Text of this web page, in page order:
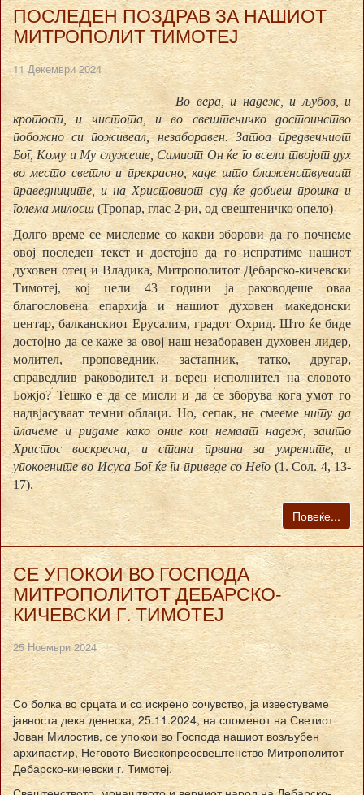
ПОСЛЕДЕН ПОЗДРАВ ЗА НАШИОТ
МИТРОПОЛИТ ТИМОТЕЈ
11 Декември 2024
Во вера, и надеж, и љубов, и
кротост, и чистота, и во свештеничко достоинство
побожно си поживеал, незаборавен. Затоа предвечниот
Бог, Кому и Му служеше, Самиот Он ќе го всели твојот дух
во место светло и прекрасно, каде што блаженствуваат
праведниците, и на Христовиот суд ќе добиеш прошка и
голема милост(Тропар, глас 2-ри, од свештеничко опело)
Долго време се мислевме со какви зборови да го почнеме
овој последен текст и достојно да го испратиме нашиот
духовен отец и Владика, Митрополитот Дебарско-кичевски
Тимотеј, кој цели 43 години ја раководеше оваа
благословена епархија и нашиот духовен македонски
центар, балканскиот Ерусалим, градот Охрид. Што ќе биде
достојно да се каже за овој наш незаборавен духовен лидер,
молител, проповедник, застапник, татко, другар,
справедлив раководител и верен исполнител на словото
Божјо? Тешко е да се мисли и да се зборува кога умот го
надвјасуваат темни облаци. Но, сепак, не смеемениту да
плачеме и ридаме како оние кои немаат надеж, зашто
Христос воскресна, и стана првина за умрените, и
упокоените во Исуса Бог ќе ги приведе со Него(1. Сол. 4, 13-
17).
Повеќе...
СЕ УПОКОИ ВО ГОСПОДА
МИТРОПОЛИТОТ ДЕБАРСКО-
КИЧЕВСКИ Г. ТИМОТЕЈ
25 Ноември 2024
Со болка во срцата и со искрено сочувство, ја известуваме
јавноста дека денеска, 25.11.2024, на споменот на Светиот
Јован Милостив, се упокои во Господа нашиот возљубен
архипастир, Неговото Високопреосвештенство Митрополитот
Дебарско-кичевски г. Тимотеј.